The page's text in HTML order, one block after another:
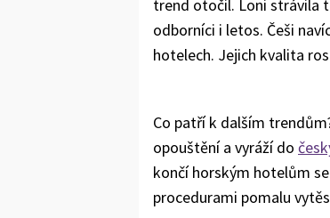
trend otočil. Loni strávila
odborníci i letos. Češi
hotelech. Jejich kvalita
Co patří k dalším
opouštění a vyráží do
končí horským hotelům
procedurami pomalu